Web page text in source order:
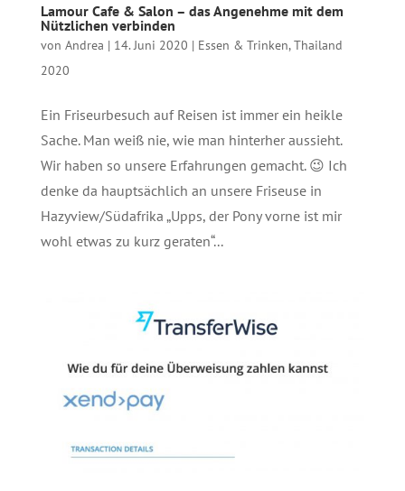
Lamour Cafe & Salon – das Angenehme mit dem
Nützlichen verbinden
von Andrea | 14. Juni 2020 | Essen & Trinken,Thailand
2020
Ein Friseurbesuch auf Reisen ist immer ein heikle
Sache. Man weiß nie, wie man hinterher aussieht.
Wir haben so unsere Erfahrungen gemacht. 😉 Ich
denke da hauptsächlich an unsere Friseuse in
Hazyview/Südafrika „Upps, der Pony vorne ist mir
wohl etwas zu kurz geraten“...